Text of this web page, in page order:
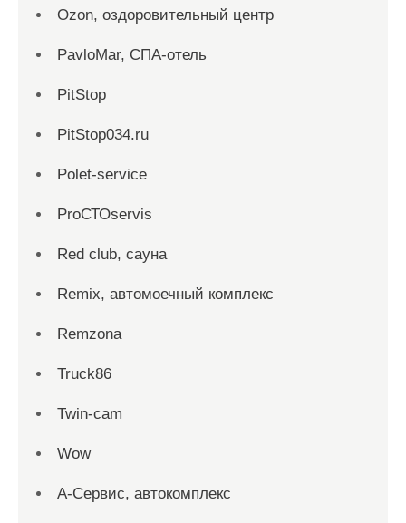
Ozon, оздоровительный центр
PavloMar, СПА-отель
PitStop
PitStop034.ru
Polet-service
ProСТОservis
Red сlub, сауна
Remix, автомоечный комплекс
Remzona
Truck86
Twin-cam
Wow
А-Сервис, автокомплекс